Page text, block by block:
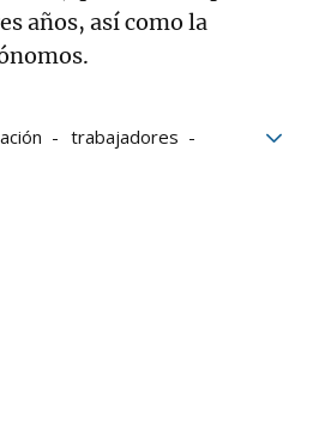
años, así como la
trabajadores